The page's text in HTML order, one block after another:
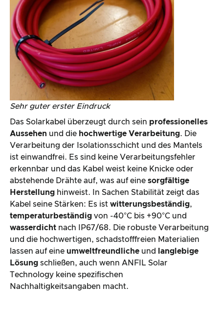
Sehr guter erster Eindruck
Das Solarkabel überzeugt durch sein professionelles
Aussehen und die hochwertige Verarbeitung. Die
Verarbeitung der Isolationsschicht und des Mantels
ist einwandfrei. Es sind keine Verarbeitungsfehler
erkennbar und das Kabel weist keine Knicke oder
abstehende Drähte auf, was auf eine sorgfältige
Herstellung hinweist. In Sachen Stabilität zeigt das
Kabel seine Stärken: Es ist witterungsbeständig,
temperaturbeständig von -40°C bis +90°C und
wasserdicht nach IP67/68. Die robuste Verarbeitung
und die hochwertigen, schadstofffreien Materialien
lassen auf eine umweltfreundliche und
langlebige
Lösung schließen, auch wenn ANFIL Solar
Technology keine spezifischen
Nachhaltigkeitsangaben macht.